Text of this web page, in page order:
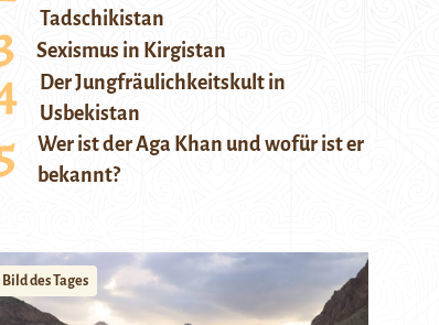
Tadschikistan
Sexismus in Kirgistan
Der Jungfräulichkeitskult in
Usbekistan
Wer ist der Aga Khan und wofür ist er
bekannt?
Bild des Tages